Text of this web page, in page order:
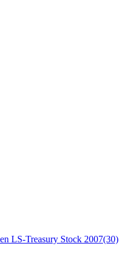
LS-Treasury Stock 2007(30)